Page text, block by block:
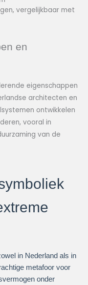
vergelijkbaar met
en
eigenschappen
architecten en
ontwikkelen
vooral in
van de
in Nederland als in
metafoor voor
onder